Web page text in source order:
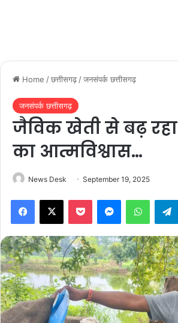
Home /छत्तीसगढ़ /जनसंपर्क छत्तीसगढ़
जनसंपर्क छत्तीसगढ़
जैविक खेती से बढ़
का आत्मविश्वास…
News Desk September 19, 2025